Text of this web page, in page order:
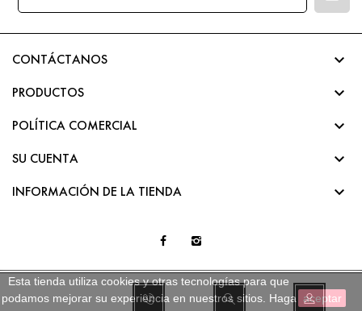
CONTÁCTANOS 
PRODUCTOS 
POLÍTICA COMERCIAL 
SU CUENTA 
INFORMACIÓN DE LA TIENDA 
Esta tienda utiliza cookies y otras tecnologías para que
podamos mejorar su experiencia en nuestros sitios. Haga
aceptar